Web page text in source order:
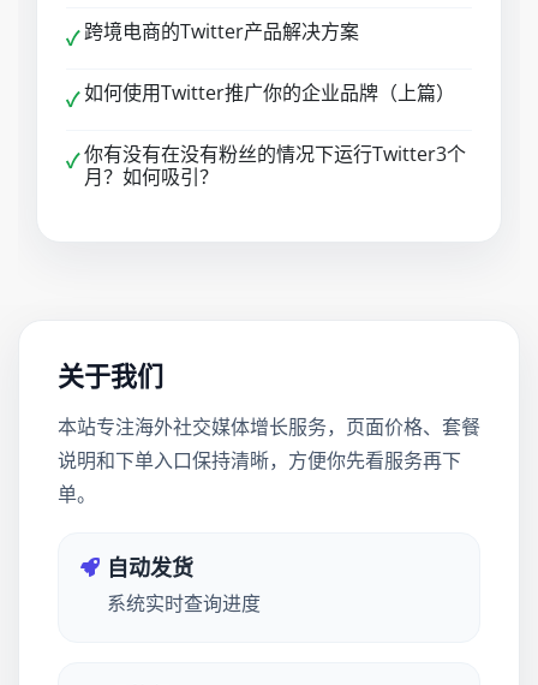
✓ 跨境电商的Twitter产品解决方案
✓如何使用Twitter推广你的企业品牌（上篇）
✓你有没有在没有粉丝的情况下运行Twitter3个
月？如何吸引？
关于我们
本站专注海外社交媒体增长服务，页面价格、套餐
说明和下单入口保持清晰，方便你先看服务再下
单。
自动发货
系统实时查询进度